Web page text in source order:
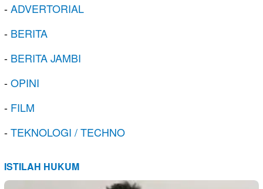
-ADVERTORIAL
- BERITA
- BERITA JAMBI
-OPINI
- FILM
-TEKNOLOGI / TECHNO
ISTILAH HUKUM